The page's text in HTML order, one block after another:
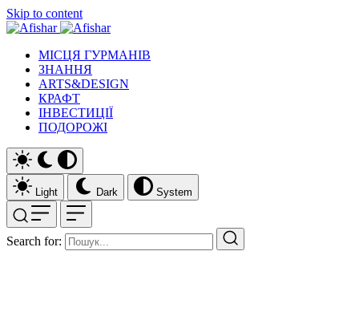
Skip to content
МІСЦЯ ГУРМАНІВ
ЗНАННЯ
ARTS&DESIGN
КРАФТ
ІНВЕСТИЦІЇ
ПОДОРОЖІ
Light Dark System
Search for: